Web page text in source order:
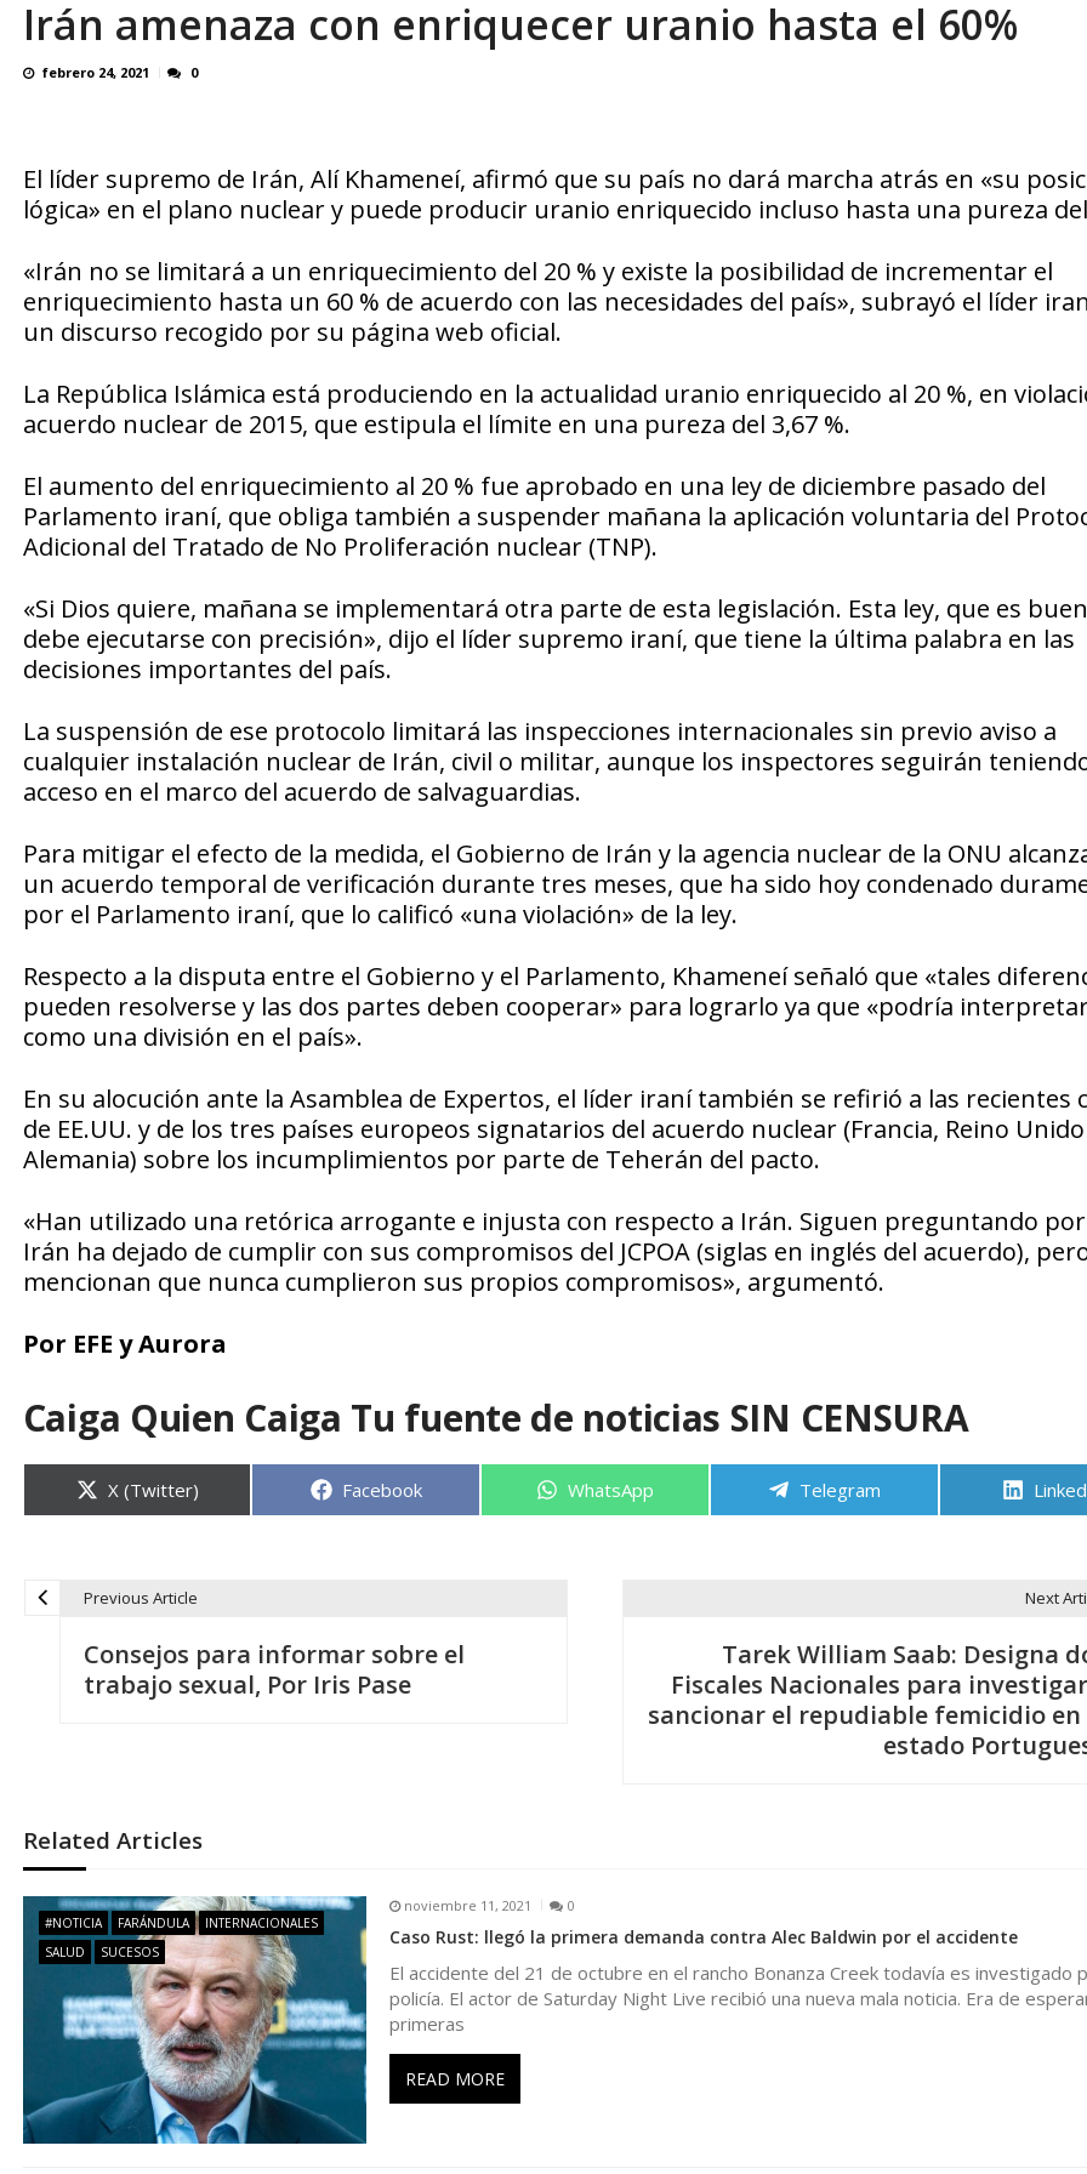
El último que apague la luz: 17 años de excusas, apagones y promesas incumplidas... AGOSTO 6, 2026
Irán amenaza con enriquecer uranio hasta el 60%
febrero 24, 2021 0
El líder supremo de Irán, Alí Khameneí, afirmó que su país no dará marcha atrás en «su
lógica» en el plano nuclear y puede producir uranio enriquecido incluso hasta una pureza del
«Irán no se limitará a un enriquecimiento del 20 % y existe la posibilidad de incrementar el
enriquecimiento hasta un 60 % de acuerdo con las necesidades del país», subrayó el líder
un discurso recogido por su página web oficial.
La República Islámica está produciendo en la actualidad uranio enriquecido al 20 %, en
acuerdo nuclear de 2015, que estipula el límite en una pureza del 3,67 %.
El aumento del enriquecimiento al 20 % fue aprobado en una ley de diciembre pasado del
Parlamento iraní, que obliga también a suspender mañana la aplicación voluntaria del
Adicional del Tratado de No Proliferación nuclear (TNP).
«Si Dios quiere, mañana se implementará otra parte de esta legislación. Esta ley, que es
debe ejecutarse con precisión», dijo el líder supremo iraní, que tiene la última palabra en las
decisiones importantes del país.
La suspensión de ese protocolo limitará las inspecciones internacionales sin previo aviso a
cualquier instalación nuclear de Irán, civil o militar, aunque los inspectores seguirán
acceso en el marco del acuerdo de salvaguardias.
Para mitigar el efecto de la medida, el Gobierno de Irán y la agencia nuclear de la ONU
un acuerdo temporal de verificación durante tres meses, que ha sido hoy condenado
por el Parlamento iraní, que lo calificó «una violación» de la ley.
Respecto a la disputa entre el Gobierno y el Parlamento, Khameneí señaló que «tales
pueden resolverse y las dos partes deben cooperar» para lograrlo ya que «podría
como una división en el país».
En su alocución ante la Asamblea de Expertos, el líder iraní también se refirió a las recientes
de EE.UU. y de los tres países europeos signatarios del acuerdo nuclear (Francia, Reino
Alemania) sobre los incumplimientos por parte de Teherán del pacto.
«Han utilizado una retórica arrogante e injusta con respecto a Irán. Siguen preguntando
Irán ha dejado de cumplir con sus compromisos del JCPOA (siglas en inglés del acuerdo),
mencionan que nunca cumplieron sus propios compromisos», argumentó.
Por EFE y Aurora
Caiga Quien Caiga Tu fuente de noticias SIN CENSURA
Compartir
en
X (Twitter) Compartir
Facebook Compartir
WhatsApp Compartir
Telegram
g
a
ó
Previous Article
Consejos para informar sobre el
trabajo sexual, Por Iris Pase
Next
Tarek William Saab: Designa
Fiscales Nacionales para
sancionar el repudiable femicidio en
estado
Related Articles
#NOTICIA FARÁNDULA
INTERNACIONALES
SALUD
SUCESOS
noviembre 11, 2021 0
Caso Rust: llegó la primera demanda contra Alec Baldwin por el accidente
El accidente del 21 de octubre en el rancho Bonanza Creek todavía es investigado
policía. El actor de Saturday Night Live recibió una nueva mala noticia. Era de
primeras
READ MORE